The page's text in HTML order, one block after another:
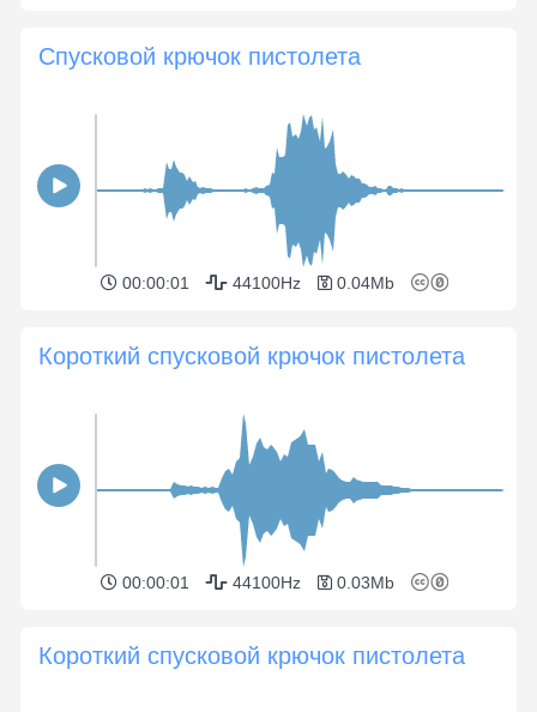
Спусковой крючок пистолета
00:00:01 44100Hz 0.04Mb
Короткий спусковой крючок пистолета
00:00:01 44100Hz 0.03Mb
Короткий спусковой крючок пистолета